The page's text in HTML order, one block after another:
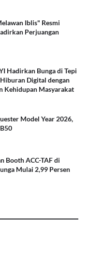
Iblis" Resmi
Perjuangan
Hadirkan Bunga di Tepi
Digital dengan
Kehidupan Masyarakat
Model Year 2026,
Booth ACC-TAF di
Mulai 2,99 Persen